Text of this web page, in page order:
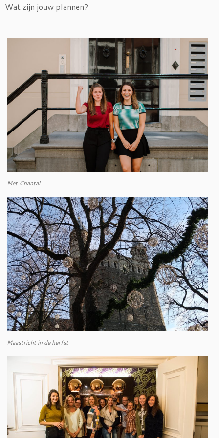
Wat zijn jouw plannen?
Met Chantal
Maastricht in de herfst